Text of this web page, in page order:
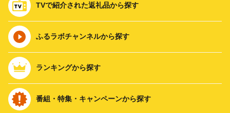
TVで紹介された返礼品から探す
ふるラボチャンネルから探す
ランキングから探す
番組・特集・キャンペーンから探す